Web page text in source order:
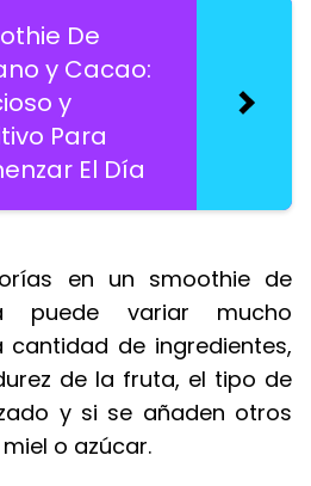
De
y Cacao:
y
Para
El Día
en un smoothie de
puede variar mucho
cantidad de ingredientes,
de la fruta, el tipo de
y si se añaden otros
o azúcar.